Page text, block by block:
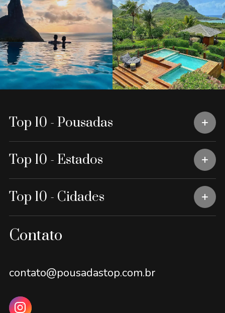
Top 10 - Pousadas
Top 10 - Estados
Top 10 - Cidades
Contato
contato@pousadastop.com.br